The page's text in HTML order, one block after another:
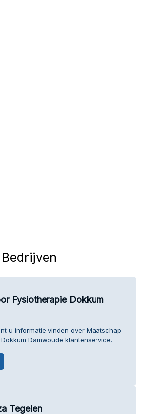
Bedrijven
Fysiotherapie Dokkum
u informatie vinden over Maatschap
Damwoude klantenservice.
Tegelen